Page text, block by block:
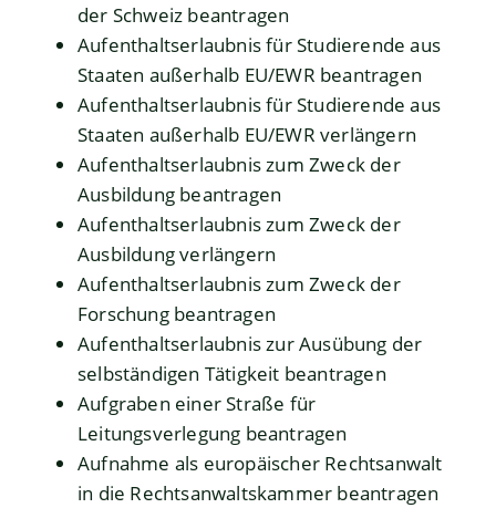
der Schweiz beantragen
Aufenthaltserlaubnis für Studierende aus
Staaten außerhalb EU/EWR beantragen
Aufenthaltserlaubnis für Studierende aus
Staaten außerhalb EU/EWR verlängern
Aufenthaltserlaubnis zum Zweck der
Ausbildung beantragen
Aufenthaltserlaubnis zum Zweck der
Ausbildung verlängern
Aufenthaltserlaubnis zum Zweck der
Forschung beantragen
Aufenthaltserlaubnis zur Ausübung der
selbständigen Tätigkeit beantragen
Aufgraben einer Straße für
Leitungsverlegung beantragen
Aufnahme als europäischer Rechtsanwalt
in die Rechtsanwaltskammer beantragen